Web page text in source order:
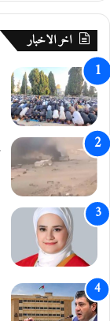
ذ
ع
ا
م
2
0
1
ي
ل
اخر الاخبار